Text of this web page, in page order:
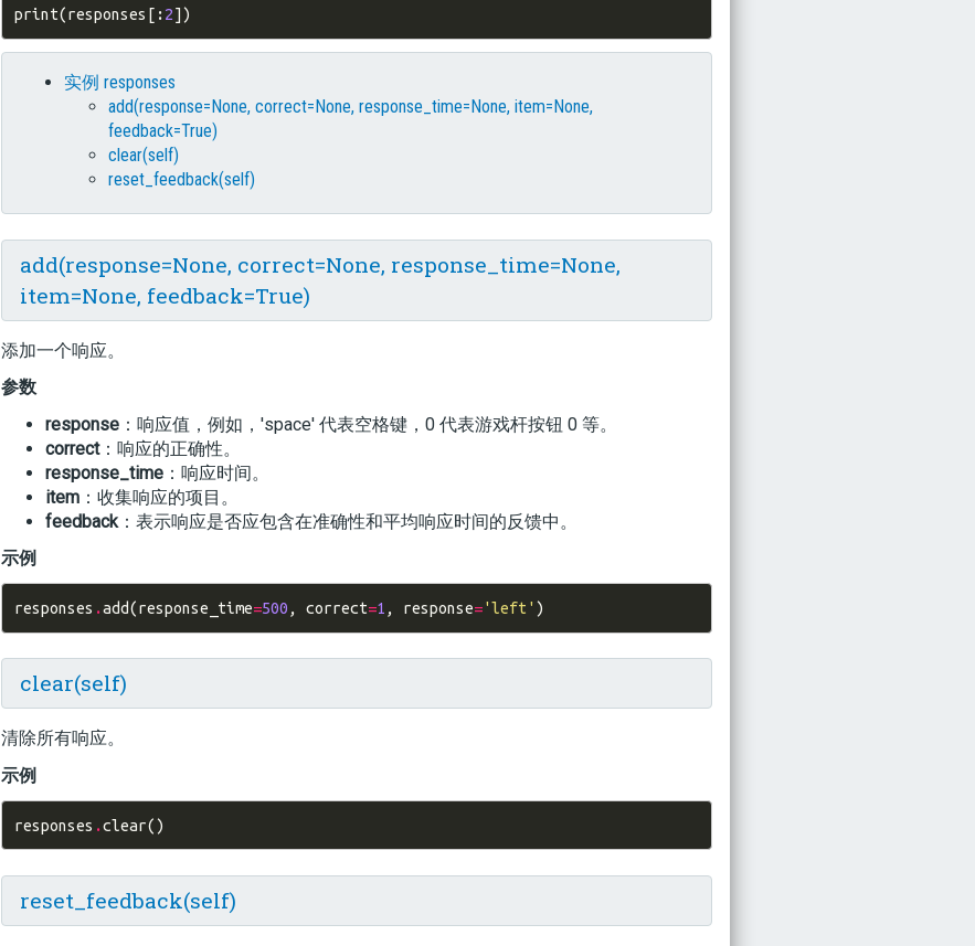
print(responses [:2])
实例 responses
add(response=None, correct=None, response_time=None, item=None,
feedback=True)
clear(self)
reset_feedback(self)
add(response=None, correct=None, response_time=None,
item=None, feedback=True)
添加一个响应。
参数
response ：响应值，例如，'space' 代表空格键，0 代表游戏杆按钮 0 等。
correct：响应的正确性。
response_time ：响应时间。
item ：收集响应的项目。
feedback ：表示响应是否应包含在准确性和平均响应时间的反馈中。
示例
responses .add(response_time=500 , correct=1 , response='left' )
clear(self)
清除所有响应。
示例
responses .clear()
reset_feedback(self)